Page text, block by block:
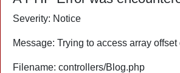
Severity: Notice
Message: Trying to access array offset
Filename: controllers/Blog.php